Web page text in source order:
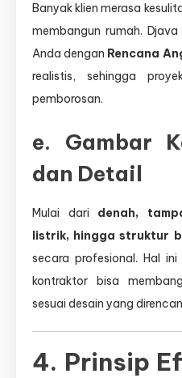
Banyak klien merasa
membangun rumah.
Anda dengan Rencana
realistis, sehingga
pemborosan.
e. Gambar
dan Detail
Mulai dari denah,
listrik, hingga struktur
secara profesional. Hal
kontraktor bisa
sesuai desain yang
4. Prinsip